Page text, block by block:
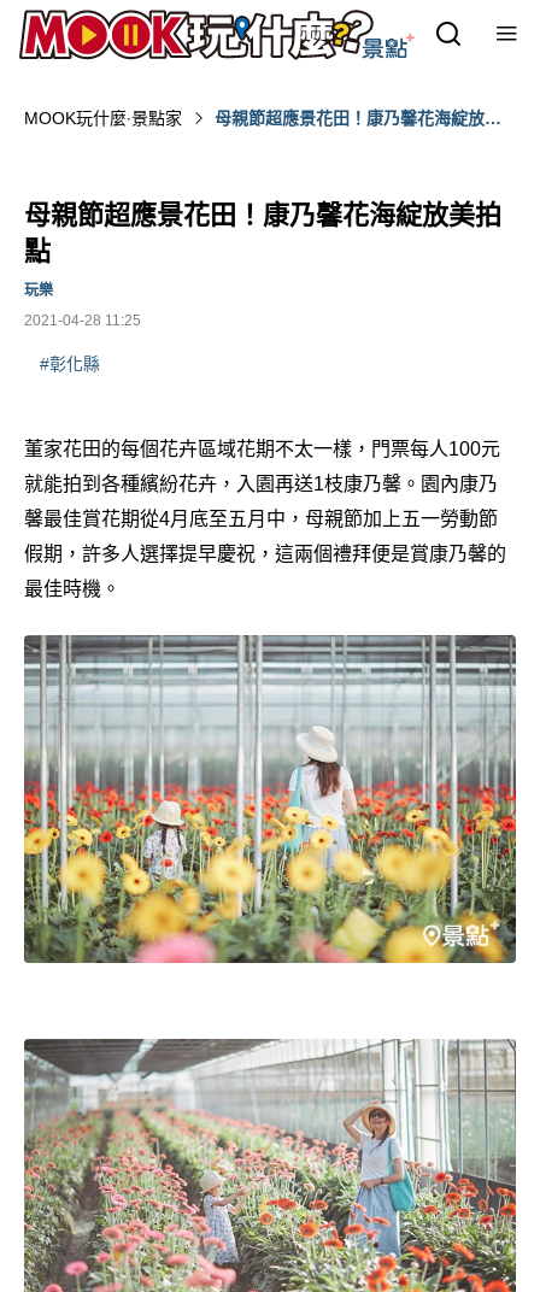
MOOK玩什麼‧景點家
母親節超應景花田！康乃馨花海綻放美
母親節超應景花田！康乃馨花海綻放美拍
點
2021-04-28 11:25
玩樂
#彰化縣
董家花田的每個花卉區域花期不太一樣，門票每人100元
就能拍到各種繽紛花卉，入園再送1枝康乃馨。園內康乃
馨最佳賞花期從4月底至五月中，母親節加上五一勞動節
假期，許多人選擇提早慶祝，這兩個禮拜便是賞康乃馨的
最佳時機。